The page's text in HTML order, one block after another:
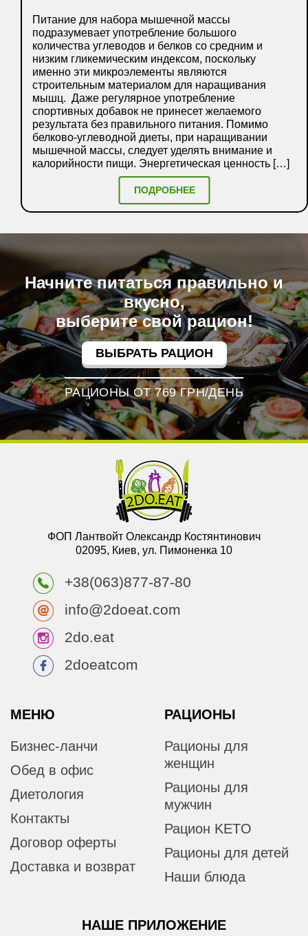
Питание для набора мышечной массы
подразумевает употребление большого
количества углеводов и белков со средним и
низким гликемическим индексом, поскольку
именно эти микроэлементы являются
строительным материалом для наращивания
мышц. Даже регулярное употребление
спортивных добавок не принесет желаемого
результата без правильного питания. Помимо
белково-углеводной диеты, при наращивании
мышечной массы, следует уделять внимание и
калорийности пищи. Энергетическая ценность […]
ПОДРОБНЕЕ
Начните питаться правильно и
вкусно,
выберите свой рацион!
ВЫБРАТЬ РАЦИОН
РАЦИОНЫ ОТ 769 ГРН/ДЕНЬ
ФОП Лантвойт Олександр Костянтинович
02095, Киев, ул. Пимоненка 10
+38(063)877-87-80
info@2doeat.com
2do.eat
2doeatcom
МЕНЮ
Бизнес-ланчи
Обед в офис
Диетология
Контакты
Договор оферты
Доставка и возврат
РАЦИОНЫ
Рационы для
женщин
Рационы для
мужчин
Рацион KETO
Рационы для детей
Наши блюда
НАШЕ ПРИЛОЖЕНИЕ